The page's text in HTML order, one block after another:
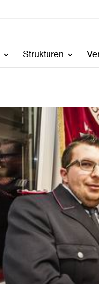
Strukturen